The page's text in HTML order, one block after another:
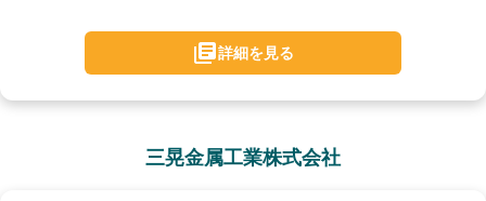
詳細を見る
三晃金属工業株式会社